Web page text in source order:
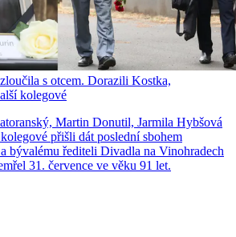
s otcem. Dorazili Kostka,
kolegové
Martin Donutil, Jarmila Hybšová
přišli dát poslední sbohem
bývalému řediteli Divadla na Vinohradech
31. července ve věku 91 let.